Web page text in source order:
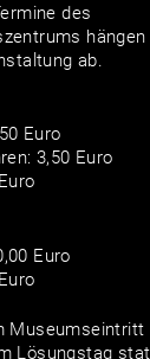
des
hängen
ab.
Euro
3,50 Euro
Euro
Museumseintritt
Lösungstag